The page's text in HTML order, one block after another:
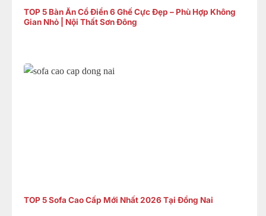
TOP 5 Bàn Ăn Cổ Điển 6 Ghế Cực Đẹp – Phù Hợp Không
Gian Nhỏ | Nội Thất Sơn Đông
TOP 5 Sofa Cao Cấp Mới Nhất 2026 Tại Đồng Nai